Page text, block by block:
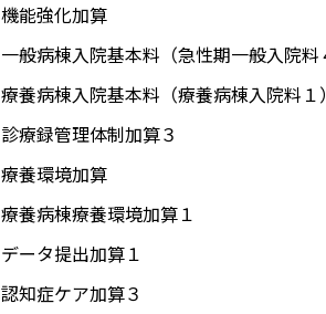
機能強化加算
一般病棟入院基本料（急性期一般入院料
療養病棟入院基本料（療養病棟入院料１
診療録管理体制加算３
療養環境加算
療養病棟療養環境加算１
データ提出加算１
認知症ケア加算３